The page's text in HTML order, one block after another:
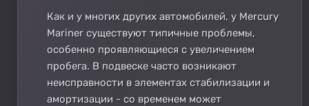
Как и у многих других автомобилей, у Mercury
Mariner существуют типичные проблемы,
особенно проявляющиеся с увеличением
пробега. В подвеске часто возникают
неисправности в элементах стабилизации и
амортизации - со временем может